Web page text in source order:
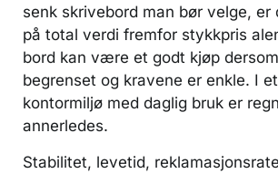
senk skrivebord man bør velge, er
på total verdi fremfor stykkpris
bord kan være et godt kjøp
begrenset og kravene er enkle. I
kontormiljø med daglig bruk er
annerledes.
Stabilitet, levetid,